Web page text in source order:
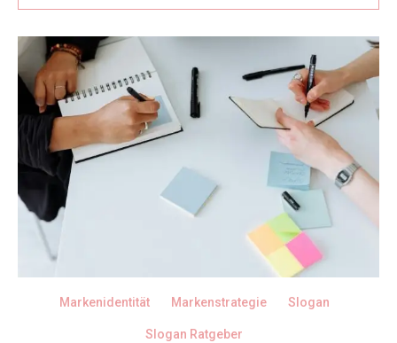
Markenidentität Markenstrategie Slogan
Slogan Ratgeber